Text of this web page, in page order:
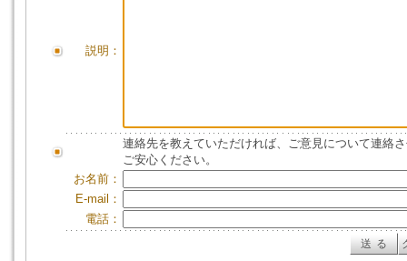
説明：
連絡先を教えていただければ、ご意見について連絡
ご安心ください。
お名前：
E-mail：
電話：